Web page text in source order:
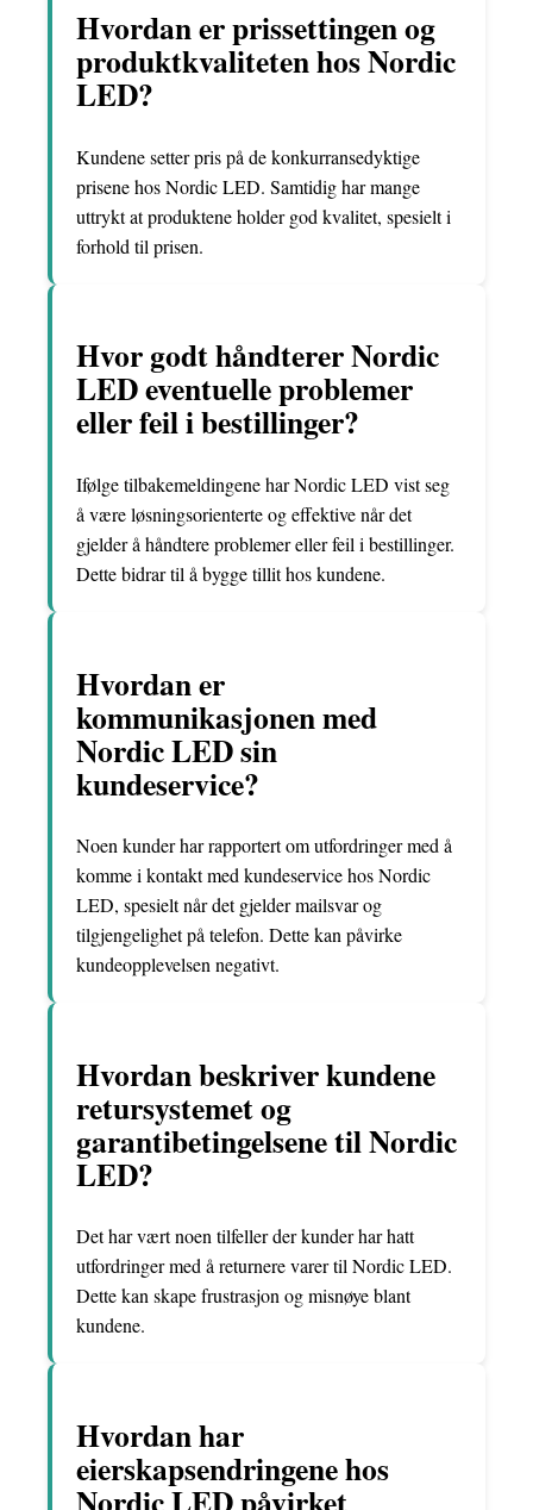
Hvordan er prissettingen og
produktkvaliteten hos Nordic
LED?
Kundene setter pris på de konkurransedyktige
prisene hos Nordic LED. Samtidig har mange
uttrykt at produktene holder god kvalitet, spesielt i
forhold til prisen.
Hvor godt håndterer Nordic
LED eventuelle problemer
eller feil i bestillinger?
Ifølge tilbakemeldingene har Nordic LED vist seg
å være løsningsorienterte og effektive når det
gjelder å håndtere problemer eller feil i bestillinger.
Dette bidrar til å bygge tillit hos kundene.
Hvordan er
kommunikasjonen med
Nordic LED sin
kundeservice?
Noen kunder har rapportert om utfordringer med å
komme i kontakt med kundeservice hos Nordic
LED, spesielt når det gjelder mailsvar og
tilgjengelighet på telefon. Dette kan påvirke
kundeopplevelsen negativt.
Hvordan beskriver kundene
retursystemet og
garantibetingelsene til Nordic
LED?
Det har vært noen tilfeller der kunder har hatt
utfordringer med å returnere varer til Nordic LED.
Dette kan skape frustrasjon og misnøye blant
kundene.
Hvordan har
eierskapsendringene hos